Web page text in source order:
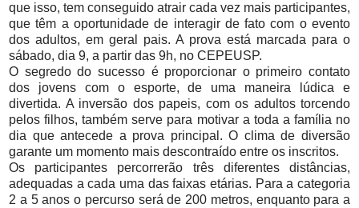
que isso, tem conseguido atrair cada vez mais participantes,
que têm a oportunidade de interagir de fato com o evento
dos adultos, em geral pais. A prova está marcada para o
sábado, dia 9, a partir das 9h, no CEPEUSP.
O segredo do sucesso é proporcionar o primeiro contato
dos jovens com o esporte, de uma maneira lúdica e
divertida. A inversão dos papeis, com os adultos torcendo
pelos filhos, também serve para motivar a toda a família no
dia que antecede a prova principal. O clima de diversão
garante um momento mais descontraído entre os inscritos.
Os participantes percorrerão três diferentes distâncias,
adequadas a cada uma das faixas etárias. Para a categoria
2 a 5 anos o percurso será de 200 metros, enquanto para a